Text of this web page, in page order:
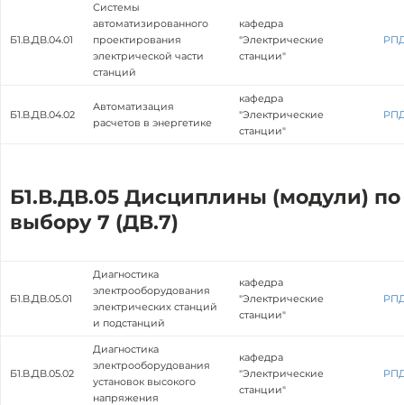
Б1.В.ДВ.04.01
Системы
автоматизированного
проектирования
электрической части
станций
кафедра
"Электрические
станции"
Б1.В.ДВ.04.02
Автоматизация
расчетов в энергетике
кафедра
"Электрические
станции"
Б1.В.ДВ.05 Дисциплины (модули) по
выбору 7 (ДВ.7)
Б1.В.ДВ.05.01
Диагностика
электрооборудования
электрических станций
и подстанций
кафедра
"Электрические
станции"
Б1.В.ДВ.05.02
Диагностика
электрооборудования
установок высокого
напряжения
кафедра
"Электрические
станции"